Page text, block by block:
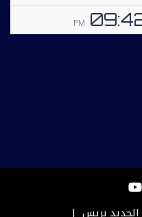
الجديد بريس